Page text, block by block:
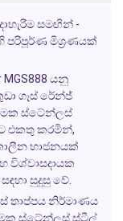
සමඟින් -
පරිපූර්ණ මිශ්‍රණයක්
MGS888 යනු
ගෑස් රේන්ජ්
ස්ටේන්ලස්
එකතු කරමින්,
භාජනයක්
විශ්වාසදායක
සුදුසු වේ.
තාප්පය නිර්මාණය
ස්ටේන්ලස් ස්ටීල්